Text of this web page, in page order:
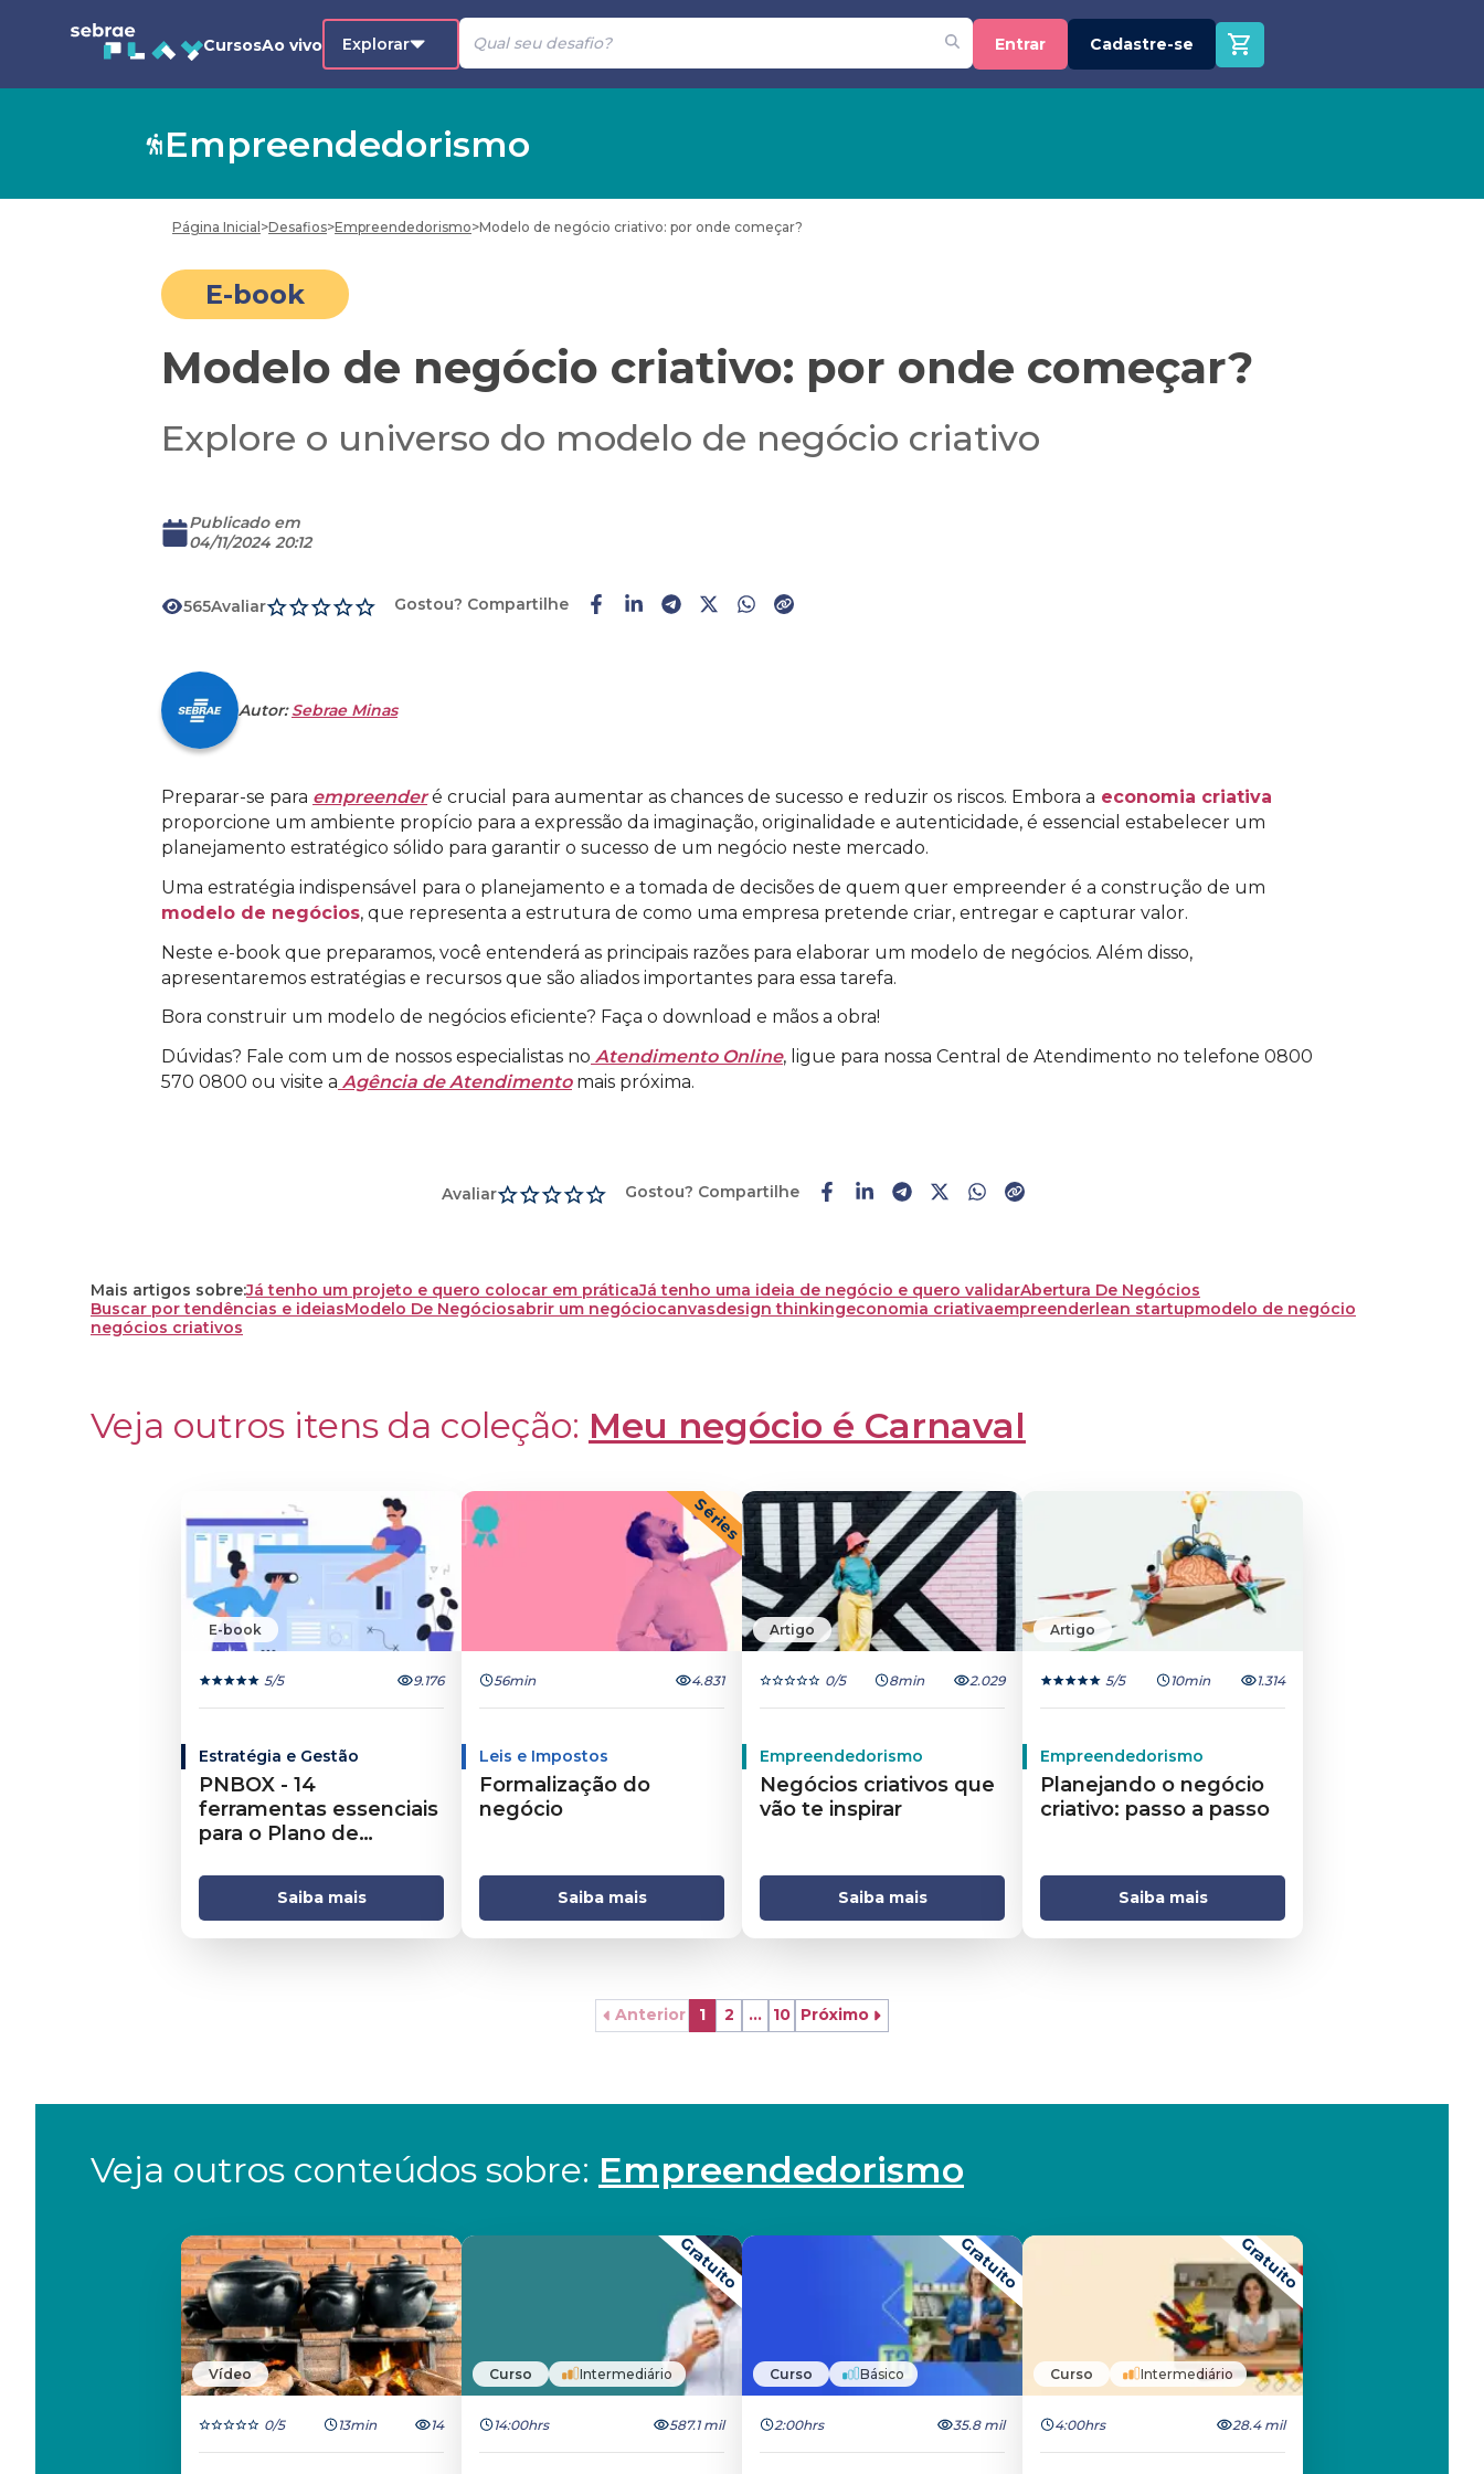
CursosAo vivo Explorar Entrar Cadastre-se
Empreendedorismo
Página Inicial >Desafios>Empreendedorismo>Modelo de negócio criativo: por onde começar?​
E-book
Modelo de negócio criativo: por onde começar?​
Explore o universo do modelo de negócio criativo
Publicado em
04/11/2024 20:12
565Avaliar Gostou? Compartilhe
Autor:Sebrae Minas
Preparar-se para empreenderé crucial para aumentar as chances de sucesso e reduzir os riscos. Embora a economia criativa
proporcione um ambiente propício para a expressão da imaginação, originalidade e autenticidade, é essencial estabelecer um
planejamento estratégico sólido para garantir o sucesso de um negócio neste mercado.
Uma estratégia indispensável para o planejamento e a tomada de decisões de quem quer empreender é a construção de um
modelo de negócios, que representa a estrutura de como uma empresa pretende criar, entregar e capturar valor.
Neste e-book que preparamos, você entenderá as principais razões para elaborar um modelo de negócios. Além disso,
apresentaremos estratégias e recursos que são aliados importantes para essa tarefa.
Bora construir um modelo de negócios eficiente? Faça o download e mãos a obra!
Dúvidas? Fale com um de nossos especialistas no Atendimento Online, ligue para nossa Central de Atendimento no telefone 0800
570 0800 ou visite a Agência de Atendimentomais próxima.
Avaliar Gostou? Compartilhe
Mais artigos sobre:Já tenho um projeto e quero colocar em práticaJá tenho uma ideia de negócio e quero validarAbertura De Negócios
Buscar por tendências e ideiasModelo De Negóciosabrir um negóciocanvasdesign thinkingeconomia criativaempreenderlean startupmodelo de negócio
negócios criativos
Veja outros itens da coleção: Meu negócio é Carnaval
E-book
5/5 9.176
Estratégia e Gestão
PNBOX - 14
ferramentas essenciais
para o Plano de
Saiba mais
Séries
56min 4.831
Leis e Impostos
Formalização do
negócio
Saiba mais
Artigo
0/5 8min 2.029
Empreendedorismo
Negócios criativos que
vão te inspirar
Saiba mais
Artigo
5/5 10min 1.314
Empreendedorismo
Planejando o negócio
criativo: passo a passo​
Saiba mais
Anterior 1 2 ... 10 Próximo
Veja outros conteúdos sobre: Empreendedorismo
Vídeo
0/5 13min 14
Gratuito
Curso Intermediário
14:00hrs 587.1 mil
Gratuito
Curso Básico
2:00hrs 35.8 mil
Gratuito
Curso Intermediário
4:00hrs 28.4 mil